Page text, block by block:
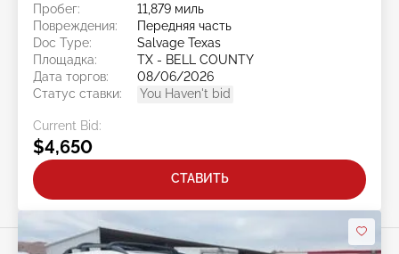
Пробег:
11,879 миль
Повреждения:
Передняя часть
Doc Type:
Salvage Texas
Площадка:
TX - BELL COUNTY
Дата торгов:
08/06/2026
Статус ставки:
You Haven't bid
Current Bid:
$4,650
СТАВИТЬ